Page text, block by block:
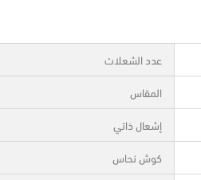
عدد الشعلات
المقاس
إشعال ذاتي
كوش نحاس